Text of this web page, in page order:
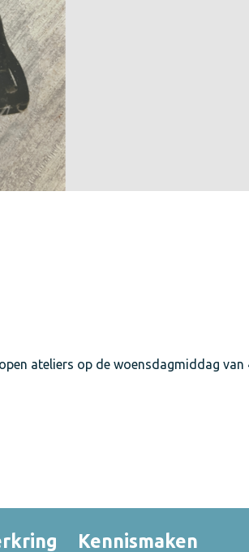
ateliers op de woensdagmiddag van
Kennismaken